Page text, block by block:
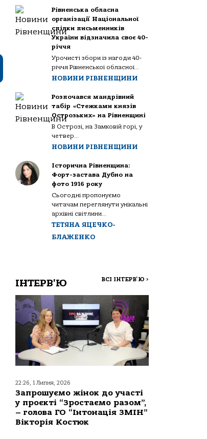
Рівненська обласна
організації Національної
спілки письменників
України відзначила своє 40-
річчя
Урочисті збори із нагоди 40-
річчя Рівненської обласної...
НОВИНИ РІВНЕНЩИНИ
Розпочався мандрівний
табір «Стежками князів
Острозьких» на Рівненщині
В Острозі, на Замковій горі, у
четвер...
НОВИНИ РІВНЕНЩИНИ
Історична Рівненщина:
Форт-застава Дубно на
фото 1916 року
Сьогодні пропонуємо
читачам переглянути унікальні
архівні світлини...
ТЕТЯНА ЯЦЕЧКО-
БЛАЖЕНКО
ІНТЕРВ'Ю ВСІ ІНТЕРВ'Ю >
22:26, 1 Липня, 2026
Запрошуємо жінок до участі
у проєкті “Зростаємо разом”,
– голова ГО “Інтонація ЗМІН”
Вікторія Костюк